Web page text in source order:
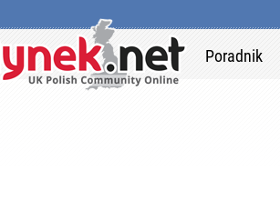
Poradnik